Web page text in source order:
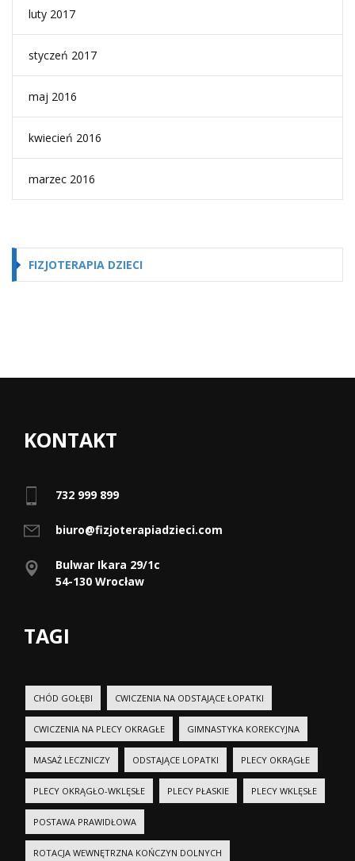
luty 2017
styczeń 2017
maj 2016
kwiecień 2016
marzec 2016
FIZJOTERAPIA DZIECI
KONTAKT
732 999 899
biuro@fizjoterapiadzieci.com
Bulwar Ikara 29/1c
54-130 Wrocław
TAGI
CHÓD GOŁĘBI CWICZENIA NA ODSTAJĄCE ŁOPATKI
CWICZENIA NA PLECY OKRAGŁE GIMNASTYKA KOREKCYJNA
MASAŻ LECZNICZY ODSTAJĄCE LOPATKI PLECY OKRĄGŁE
PLECY OKRĄGŁO-WKLĘSŁE PLECY PŁASKIE PLECY WKLĘSŁE
POSTAWA PRAWIDŁOWA
ROTACJA WEWNĘTRZNA KOŃCZYN DOLNYCH